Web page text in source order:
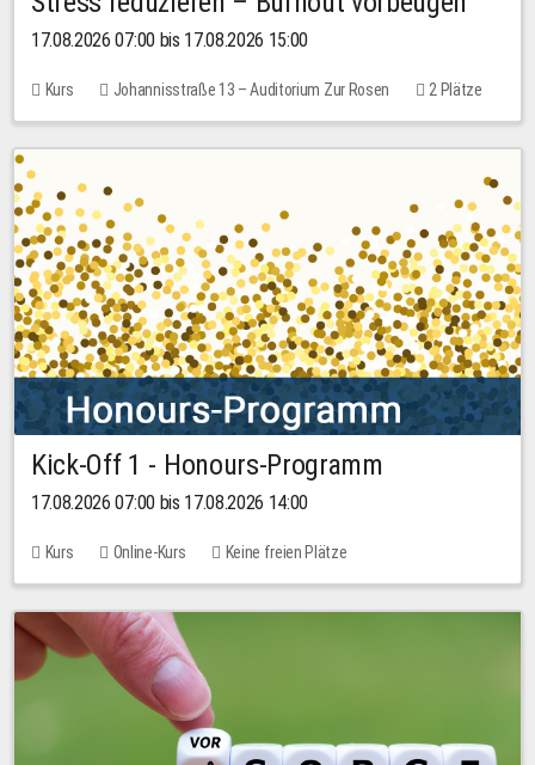
17.08.2026 07:00 bis 17.08.2026 15:00
Kurs Johannisstraße 13 – Auditorium Zur Rosen
2 Plätze
10,00 EUR
Kick-Off 1 - Honours-Programm
17.08.2026 07:00 bis 17.08.2026 14:00
Kurs Online-Kurs Keine freien Plätze